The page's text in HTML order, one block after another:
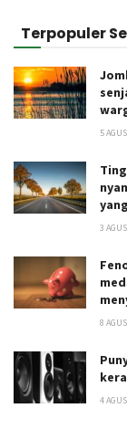
Terpopuler
5
3
8
4